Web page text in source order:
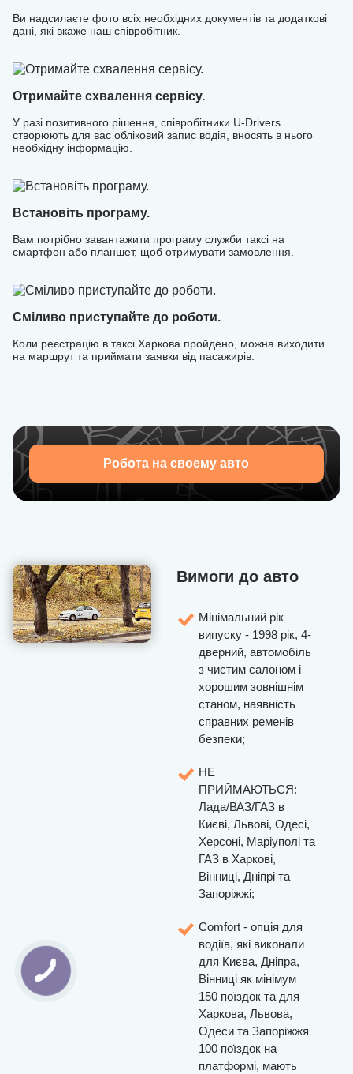
Ви надсилаєте фото всіх необхідних документів та додаткові
дані, які вкаже наш співробітник.
Отримайте схвалення сервісу.
У разі позитивного рішення, співробітники U-Drivers
створюють для вас обліковий запис водія, вносять в нього
необхідну інформацію.
Встановіть програму.
Вам потрібно завантажити програму служби таксі на
смартфон або планшет, щоб отримувати замовлення.
Сміливо приступайте до роботи.
Коли реєстрацію в таксі Харкова пройдено, можна виходити
на маршрут та приймати заявки від пасажирів.
Робота на своему авто
Вимоги до авто
Мінімальний рік
випуску - 1998 рік, 4-
дверний, автомобіль
з чистим салоном і
хорошим зовнішнім
станом, наявність
справних ременів
безпеки;
НЕ
ПРИЙМАЮТЬСЯ:
Лада/ВАЗ/ГАЗ в
Києві, Львові, Одесі,
Херсоні, Маріуполі та
ГАЗ в Харкові,
Вінниці, Дніпрі та
Запоріжжі;
Comfort - опція для
водіїв, які виконали
для Києва, Дніпра,
Вінниці як мінімум
150 поїздок та для
Харкова, Львова,
Одеси та Запоріжжя
100 поїздок на
платформі, мають